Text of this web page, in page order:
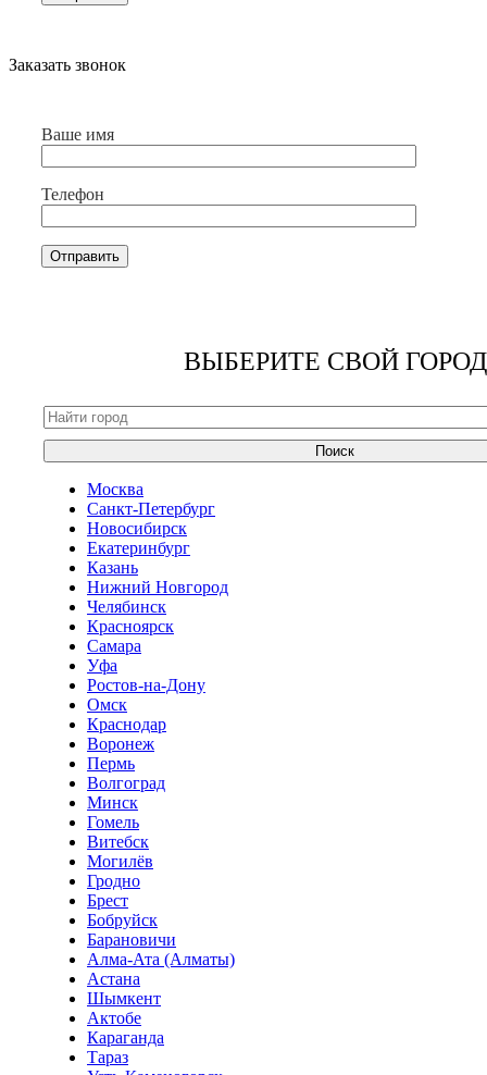
Заказать звонок
Ваше имя
Телефон
ВЫБЕРИТЕ СВОЙ ГОРОД
Поиск
Москва
Санкт-Петербург
Новосибирск
Екатеринбург
Казань
Нижний Новгород
Челябинск
Красноярск
Самара
Уфа
Ростов-на-Дону
Омск
Краснодар
Воронеж
Пермь
Волгоград
Минск
Гомель
Витебск
Могилёв
Гродно
Брест
Бобруйск
Барановичи
Алма-Ата (Алматы)
Астана
Шымкент
Актобе
Караганда
Тараз